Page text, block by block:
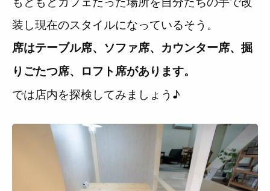
装し現在のスタイルになっているそう。
席はテーブル席、ソファ席、カウンター席、掘
りごたつ席、ロフト席があります。
では店内を探検してみましょう♪